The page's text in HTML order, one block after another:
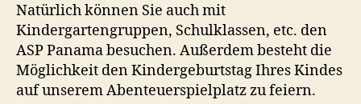
Natürlich können Sie auch mit
Kindergartengruppen, Schulklassen, etc. den
ASP Panama besuchen. Außerdem besteht die
Möglichkeit den Kindergeburtstag Ihres Kindes
auf unserem Abenteuerspielplatz zu feiern.